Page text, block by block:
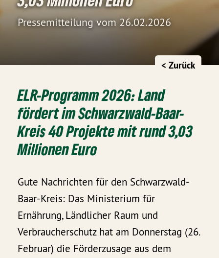
Pressemitteilung vom 26.02.2026
< Zurück
ELR-Programm 2026: Land
fördert im Schwarzwald-Baar-
Kreis 40 Projekte mit rund 3,03
Millionen Euro
Gute Nachrichten für den Schwarzwald-
Baar-Kreis: Das Ministerium für
Ernährung, Ländlicher Raum und
Verbraucherschutz hat am Donnerstag (26.
Februar) die Förderzusage aus dem